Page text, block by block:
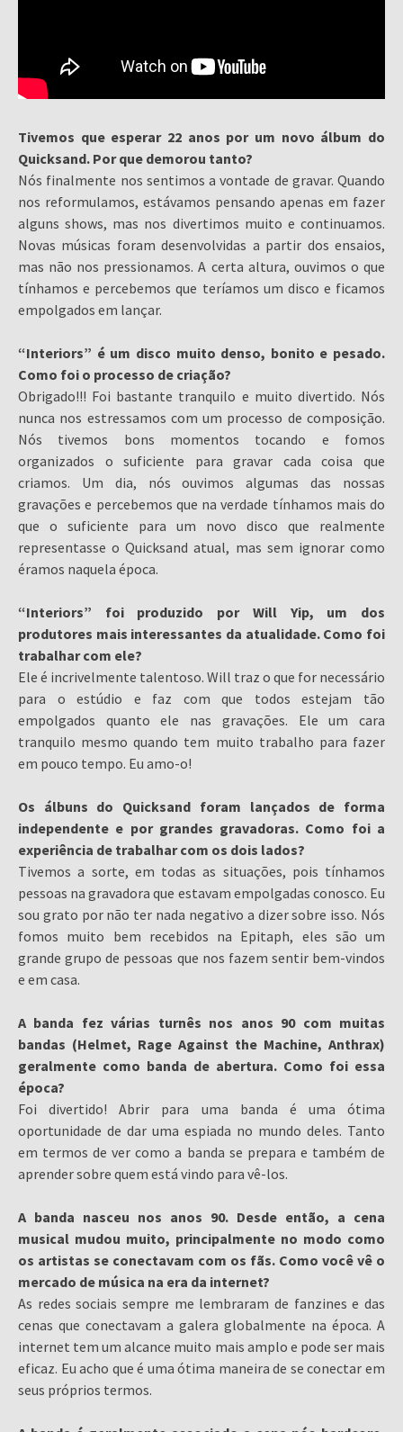
Tivemos que esperar 22 anos por um novo álbum do
Quicksand. Por que demorou tanto?
Nós finalmente nos sentimos a vontade de gravar. Quando
nos reformulamos, estávamos pensando apenas em fazer
alguns shows, mas nos divertimos muito e continuamos.
Novas músicas foram desenvolvidas a partir dos ensaios,
mas não nos pressionamos. A certa altura, ouvimos o que
tínhamos e percebemos que teríamos um disco e ficamos
empolgados em lançar.
“Interiors” é um disco muito denso, bonito e pesado.
Como foi o processo de criação?
Obrigado!!! Foi bastante tranquilo e muito divertido. Nós
nunca nos estressamos com um processo de composição.
Nós tivemos bons momentos tocando e fomos
organizados o suficiente para gravar cada coisa que
criamos. Um dia, nós ouvimos algumas das nossas
gravações e percebemos que na verdade tínhamos mais do
que o suficiente para um novo disco que realmente
representasse o Quicksand atual, mas sem ignorar como
éramos naquela época.
“Interiors” foi produzido por Will Yip, um dos
produtores mais interessantes da atualidade. Como foi
trabalhar com ele?
Ele é incrivelmente talentoso. Will traz o que for necessário
para o estúdio e faz com que todos estejam tão
empolgados quanto ele nas gravações. Ele um cara
tranquilo mesmo quando tem muito trabalho para fazer
em pouco tempo. Eu amo-o!
Os álbuns do Quicksand foram lançados de forma
independente e por grandes gravadoras. Como foi a
experiência de trabalhar com os dois lados?
Tivemos a sorte, em todas as situações, pois tínhamos
pessoas na gravadora que estavam empolgadas conosco. Eu
sou grato por não ter nada negativo a dizer sobre isso. Nós
fomos muito bem recebidos na Epitaph, eles são um
grande grupo de pessoas que nos fazem sentir bem-vindos
e em casa.
A banda fez várias turnês nos anos 90 com muitas
bandas (Helmet, Rage Against the Machine, Anthrax)
geralmente como banda de abertura. Como foi essa
época?
Foi divertido! Abrir para uma banda é uma ótima
oportunidade de dar uma espiada no mundo deles. Tanto
em termos de ver como a banda se prepara e também de
aprender sobre quem está vindo para vê-los.
A banda nasceu nos anos 90. Desde então, a cena
musical mudou muito, principalmente no modo como
os artistas se conectavam com os fãs. Como você vê o
mercado de música na era da internet?
As redes sociais sempre me lembraram de fanzines e das
cenas que conectavam a galera globalmente na época. A
internet tem um alcance muito mais amplo e pode ser mais
eficaz. Eu acho que é uma ótima maneira de se conectar em
seus próprios termos.